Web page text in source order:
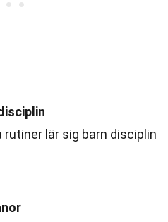
lär sig barn disciplin